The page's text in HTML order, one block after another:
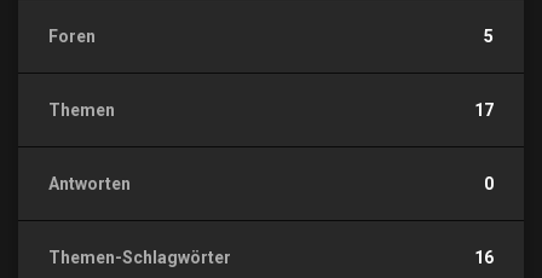
Foren 5
Themen 17
Antworten 0
Themen-Schlagwörter 16